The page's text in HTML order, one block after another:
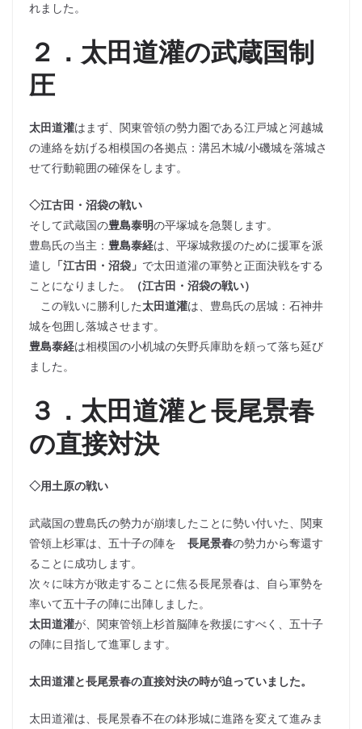
れました。
２．太田道灌の武蔵国制
圧
太田道灌はまず、関東管領の勢力圏である江戸城と河越城
の連絡を妨げる相模国の各拠点：溝呂木城/小磯城を落城さ
せて行動範囲の確保をします。
◇江古田・沼袋の戦い
そして武蔵国の豊島泰明の平塚城を急襲します。
豊島氏の当主： 豊島泰経は、平塚城救援のために援軍を派
遣し 「江古田・沼袋」 で太田道灌の軍勢と正面決戦をする
ことになりました。
（江古田・沼袋の戦い）
この戦いに勝利した太田道灌は、豊島氏の居城：石神井
城を包囲し落城させます。
豊島泰経は相模国の小机城の矢野兵庫助を頼って落ち延び
ました。
３．太田道灌と長尾景春
の直接対決
◇用土原の戦い
武蔵国の豊島氏の勢力が崩壊したことに勢い付いた、関東
管領上杉軍は、五十子の陣を 長尾景春の勢力から奪還す
ることに成功します。
次々に味方が敗走することに焦る長尾景春は、自ら軍勢を
率いて五十子の陣に出陣しました。
太田道灌が、関東管領上杉首脳陣を救援にすべく、五十子
の陣に目指して進軍します。
太田道灌と長尾景春の直接対決の時が迫っていました。
太田道灌は、長尾景春不在の鉢形城に進路を変えて進みま